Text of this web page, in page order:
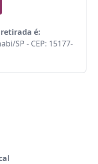
retirada é:
SP - CEP: 15177-